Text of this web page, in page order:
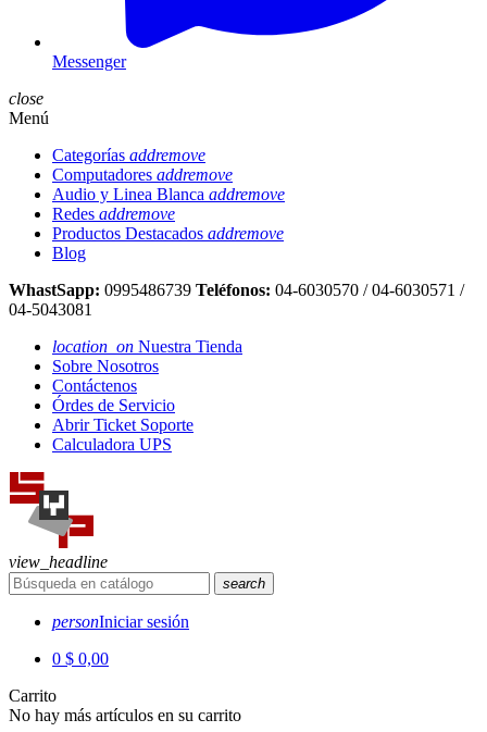
Messenger
close
Menú
Categorías addremove
Computadores addremove
Audio y Linea Blanca addremove
Redes addremove
Productos Destacados addremove
Blog
WhastSapp: 0995486739 Teléfonos: 04-6030570 / 04-6030571 /
04-5043081
location_on Nuestra Tienda
Sobre Nosotros
Contáctenos
Órdes de Servicio
Abrir Ticket Soporte
Calculadora UPS
view_headline
search
personIniciar sesión
0 $ 0,00
Carrito
No hay más artículos en su carrito